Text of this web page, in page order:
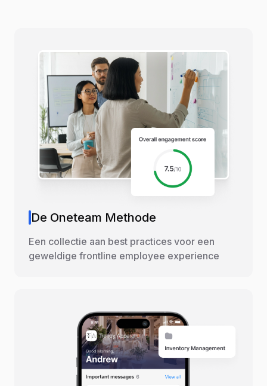
De Oneteam Methode
Een collectie aan best practices voor een
geweldige frontline employee experience